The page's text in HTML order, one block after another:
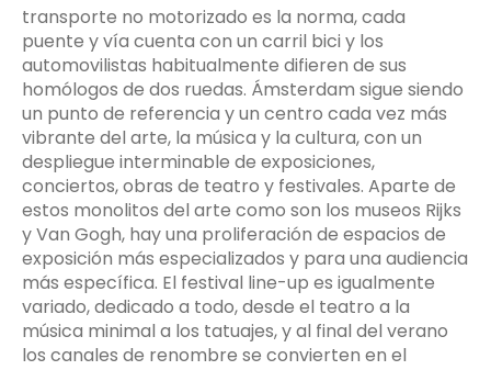
transporte no motorizado es la norma, cada
puente y vía cuenta con un carril bici y los
automovilistas habitualmente difieren de sus
homólogos de dos ruedas. Ámsterdam sigue siendo
un punto de referencia y un centro cada vez más
vibrante del arte, la música y la cultura, con un
despliegue interminable de exposiciones,
conciertos, obras de teatro y festivales. Aparte de
estos monolitos del arte como son los museos Rijks
y Van Gogh, hay una proliferación de espacios de
exposición más especializados y para una audiencia
más específica. El festival line-up es igualmente
variado, dedicado a todo, desde el teatro a la
música minimal a los tatuajes, y al final del verano
los canales de renombre se convierten en el